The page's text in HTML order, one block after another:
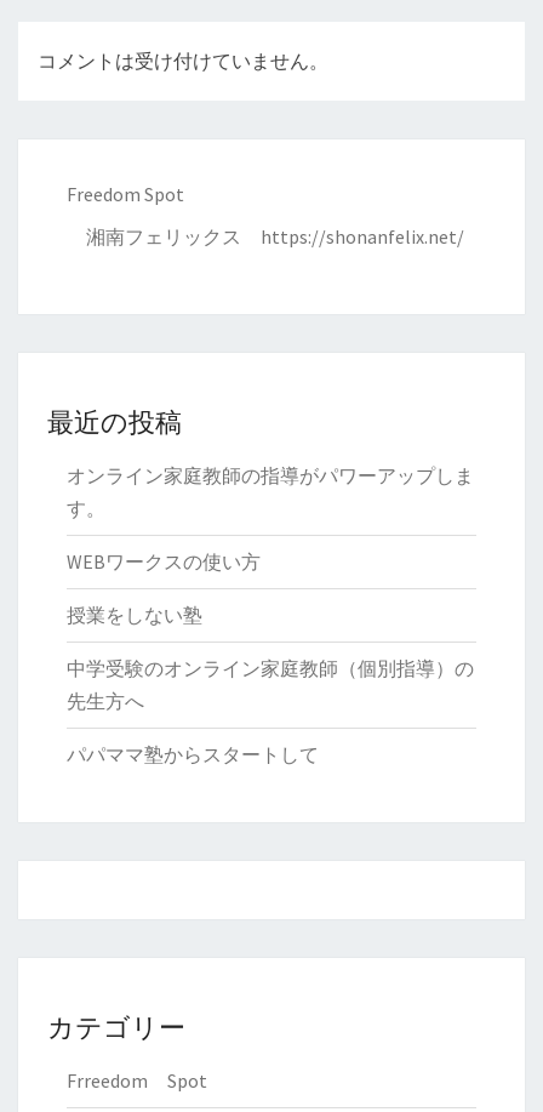
コメントは受け付けていません。
Freedom Spot
湘南フェリックス https://shonanfelix.net/
最近の投稿
オンライン家庭教師の指導がパワーアップしま
す。
WEBワークスの使い方
授業をしない塾
中学受験のオンライン家庭教師（個別指導）の
先生方へ
パパママ塾からスタートして
カテゴリー
Frreedom Spot